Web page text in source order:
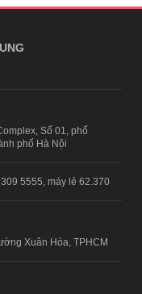
Số 01, phố
phố Hà Nội
5555, máy lẻ 62.370
Xuân Hòa, TPHCM